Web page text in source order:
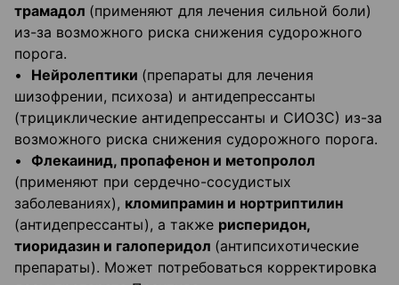
трамадол (применяют для лечения сильной боли)
из-за возможного риска снижения судорожного
порога.
• Нейролептики (препараты для лечения
шизофрении, психоза) и антидепрессанты
(трициклические антидепрессанты и СИОЗС) из-за
возможного риска снижения судорожного порога.
• Флекаинид, пропафенон и метопролол
(применяют при сердечно-сосудистых
заболеваниях), кломипрамин и нортриптилин
(антидепрессанты), а также рисперидон,
тиоридазин и галоперидол (антипсихотические
препараты). Может потребоваться корректировка